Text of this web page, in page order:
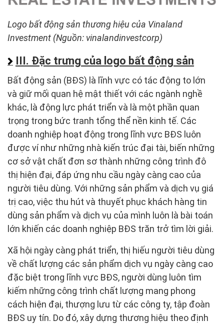
Logo bất động sản thương hiệu của Vinaland
Investment (Nguồn: vinalandinvestcorp)
III. Đặc trưng của logo bất động sản
Bất động sản (BĐS) là lĩnh vực có tác động to lớn
và giữ mối quan hệ mật thiết với các ngành nghề
khác, là động lực phát triển và là một phần quan
trọng trong bức tranh tổng thể nền kinh tế. Các
doanh nghiệp hoạt động trong lĩnh vực BĐS luôn
được ví như những nhà kiến trúc đại tài, biến những
cơ sở vật chất đơn sơ thành những công trình đô
thị hiện đại, đáp ứng nhu cầu ngày càng cao của
người tiêu dùng. Với những sản phẩm và dịch vụ giá
trị cao, việc thu hút và thuyết phục khách hàng tin
dùng sản phẩm và dịch vụ của mình luôn là bài toán
lớn khiến các doanh nghiệp BĐS trăn trở tìm lời giải.
Xã hội ngày càng phát triển, thị hiếu người tiêu dùng
về chất lượng các sản phẩm dịch vụ ngày càng cao
đặc biệt trong lĩnh vực BĐS, người dùng luôn tìm
kiếm những công trình chất lượng mang phong
cách hiện đại, thượng lưu từ các công ty, tập đoàn
BĐS uy tín. Do đó, xây dựng thương hiệu theo định